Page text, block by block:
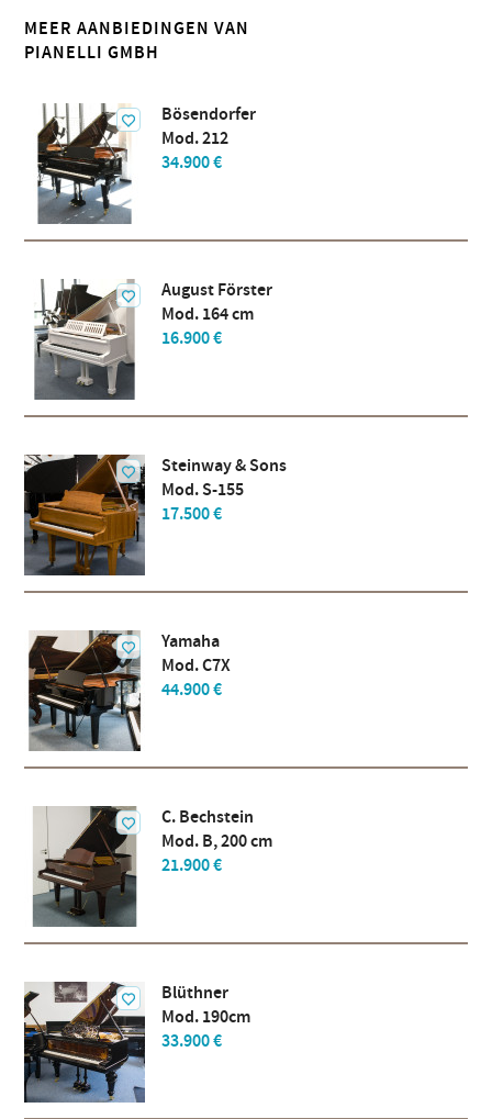
MEER AANBIEDINGEN VAN
PIANELLI GMBH
Bösendorfer
Mod. 212
34.900 €
August Förster
Mod. 164 cm
16.900 €
Steinway & Sons
Mod. S-155
17.500 €
Yamaha
Mod. C7X
44.900 €
C. Bechstein
Mod. B, 200 cm
21.900 €
Blüthner
Mod. 190cm
33.900 €